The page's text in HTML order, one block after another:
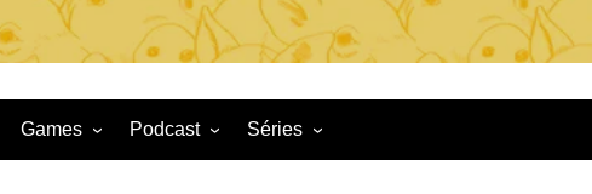
Games Podcast Séries